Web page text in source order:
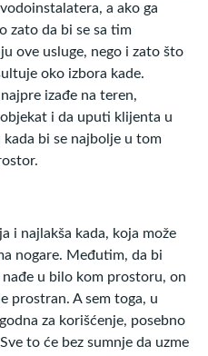
a ako ga
zato da bi se sa tim
ove usluge, nego i zato što
oko izbora kade.
izađe na teren,
i da uputi klijenta u
bi se najbolje u tom
i najlakša kada, koja može
nogare. Međutim, da bi
u bilo kom prostoru, on
prostran. A sem toga, u
za korišćenje, posebno
to će bez sumnje da uzme